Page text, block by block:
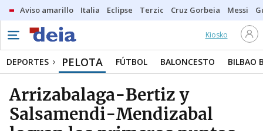
Aviso amarillo Italia Eclipse Terzic Cruz Gorbeia Messi
Kiosko
DEPORTES PELOTA FÚTBOL BALONCESTO BILBAO
Arrizabalaga-Bertiz y
Salsamendi-Mendizabal